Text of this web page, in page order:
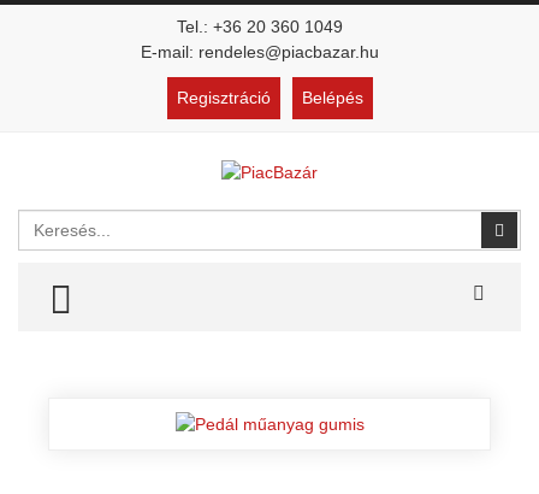
Tel.: +36 20 360 1049
E-mail: rendeles@piacbazar.hu
Regisztráció Belépés
Keresés
TOGGLE MENU